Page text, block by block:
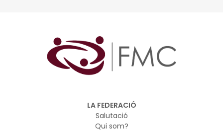
LA FEDERACIÓ
Salutació
Qui som?